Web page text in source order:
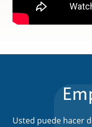
Usted puede hacer